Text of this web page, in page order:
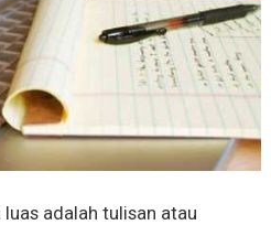
adalah tulisan atau